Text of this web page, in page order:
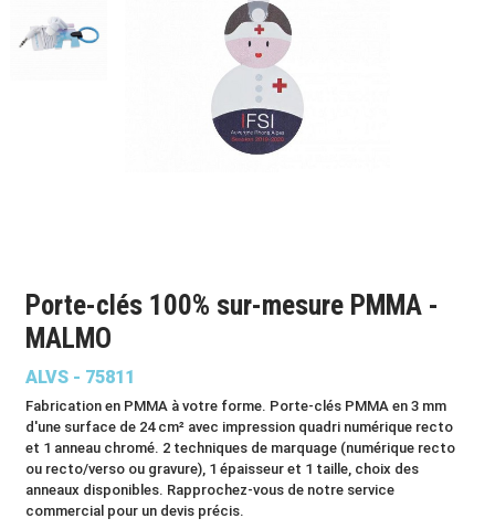
Porte-clés 100% sur-mesure PMMA -
MALMO
ALVS - 75811
Fabrication en PMMA à votre forme. Porte-clés PMMA en 3 mm
d'une surface de 24 cm² avec impression quadri numérique recto
et 1 anneau chromé. 2 techniques de marquage (numérique recto
ou recto/verso ou gravure), 1 épaisseur et 1 taille, choix des
anneaux disponibles. Rapprochez-vous de notre service
commercial pour un devis précis.